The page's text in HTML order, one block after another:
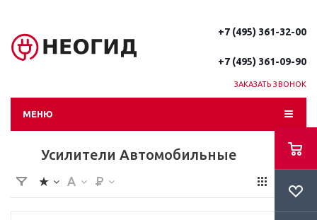
+7 (495) 361-32-00
+7 (495) 361-09-90
ЗАКАЗАТЬ ЗВОНОК
МЕНЮ
Усилители Автомобильные